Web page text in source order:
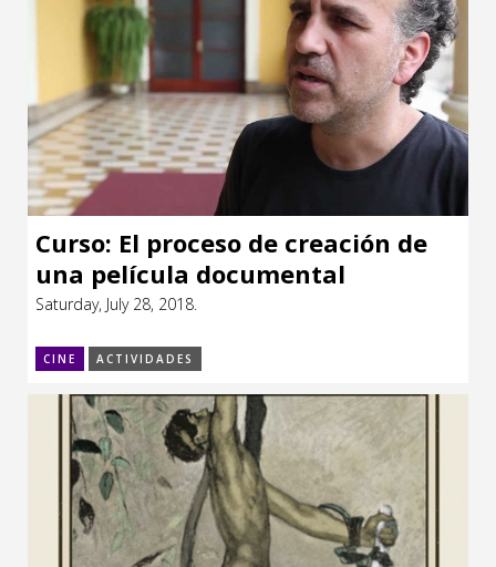
Curso: El proceso de creación de
una película documental
Saturday, July 28, 2018.
CINE ACTIVIDADES